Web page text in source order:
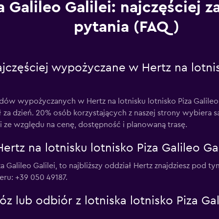
Galileo Galilei: najczęściej
pytania (FAQ)
wypożyczane w Hertz na
wypożyczanych w Hertz na lotnisku lotnisko Piza
za dzień. 20% osób korzystających z naszej strony wybiera
ze względu na cenę, dostępność i planowaną trasę.
na lotnisku lotnisko Piza Galileo
Galileo Galilei, to najbliższy oddział Hertz znajdziesz pod
+39 050 49187.
lub odbiór z lotniska lotnisko Piza